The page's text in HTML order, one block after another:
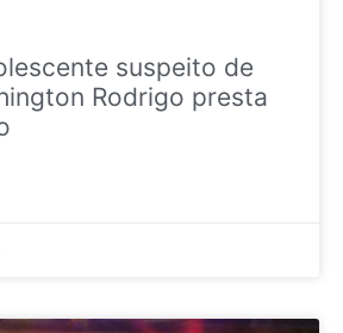
suspeito de
Rodrigo presta